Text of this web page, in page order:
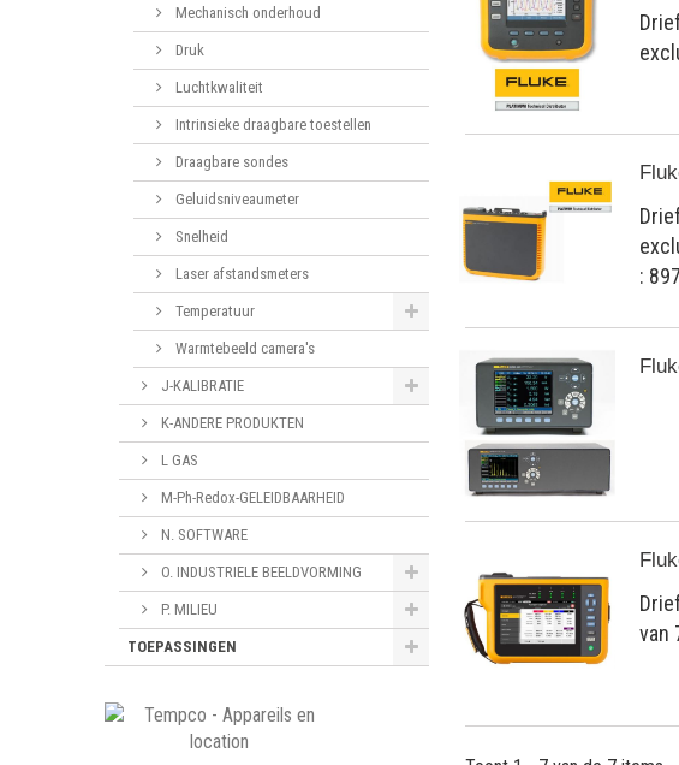
Mechanisch onderhoud
Druk
Luchtkwaliteit
Intrinsieke draagbare toestellen
Draagbare sondes
Geluidsniveaumeter
Snelheid
Laser afstandsmeters
Temperatuur
Warmtebeeld camera's
J-KALIBRATIE
K-ANDERE PRODUKTEN
L GAS
M-Ph-Redox-GELEIDBAARHEID
N. SOFTWARE
O. INDUSTRIELE BEELDVORMING
P. MILIEU
TOEPASSINGEN
:
van